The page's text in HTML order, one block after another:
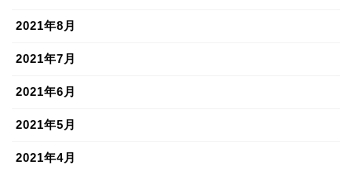
2021年8月
2021年7月
2021年6月
2021年5月
2021年4月